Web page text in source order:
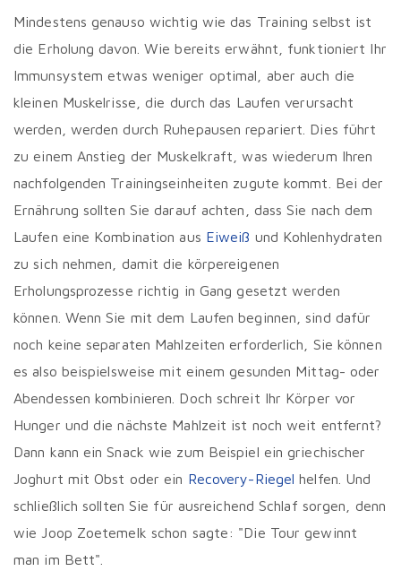
auf
Mindestens genauso wichtig wie das Training selbst ist
die Erholung davon. Wie bereits erwähnt, funktioniert Ihr
Immunsystem etwas weniger optimal, aber auch die
kleinen Muskelrisse, die durch das Laufen verursacht
werden, werden durch Ruhepausen repariert. Dies führt
zu einem Anstieg der Muskelkraft, was wiederum Ihren
nachfolgenden Trainingseinheiten zugute kommt. Bei der
Ernährung sollten Sie darauf achten, dass Sie nach dem
Laufen eine Kombination aus Eiweiß und Kohlenhydraten
zu sich nehmen, damit die körpereigenen
Erholungsprozesse richtig in Gang gesetzt werden
können. Wenn Sie mit dem Laufen beginnen, sind dafür
noch keine separaten Mahlzeiten erforderlich, Sie können
es also beispielsweise mit einem gesunden Mittag- oder
Abendessen kombinieren. Doch schreit Ihr Körper vor
Hunger und die nächste Mahlzeit ist noch weit entfernt?
Dann kann ein Snack wie zum Beispiel ein griechischer
Joghurt mit Obst oder ein Recovery-Riegel helfen. Und
schließlich sollten Sie für ausreichend Schlaf sorgen, denn
wie Joop Zoetemelk schon sagte: "Die Tour gewinnt
man im Bett".